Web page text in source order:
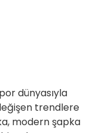
dünyasıyla
trendlere
modern şapka